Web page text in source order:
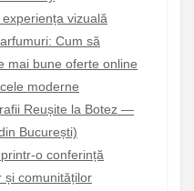
vizuală
Cum să
mai bune oferte online
moderne
Reușite la Botez —
București)
o conferință
și comunităților